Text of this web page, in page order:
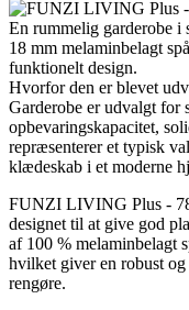
En rummelig garderobe
18 mm melaminbelagt
funktionelt design.
Hvorfor den er blevet
Garderobe er udvalgt for
opbevaringskapacitet,
repræsenterer et typisk
klædeskab i et moderne
FUNZI LIVING Plus -
designet til at give god
af 100 % melaminbelagt
hvilket giver en robust
rengøre.